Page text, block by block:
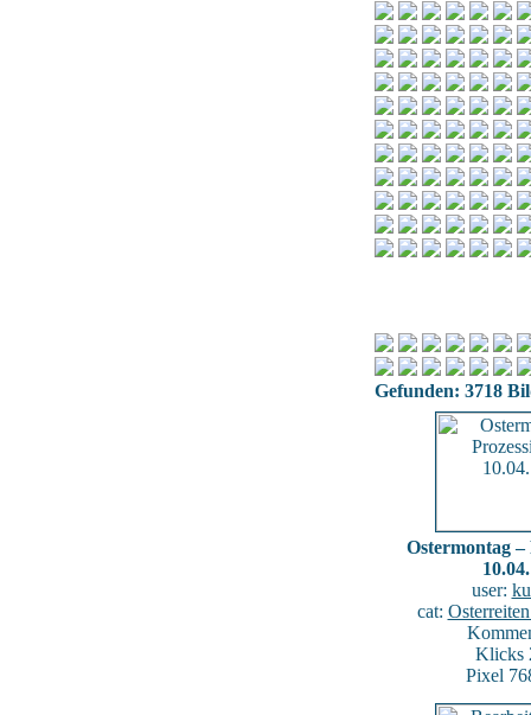
Gefunden: 3718
Ostermontag –
user:
cat:
Klicks
Pixel